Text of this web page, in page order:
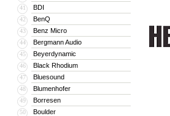
41 BDI
42 BenQ
43 Benz Micro
44 Bergmann Audio
45 Beyerdynamic
46 Black Rhodium
47 Bluesound
48 Blumenhofer
49 Borresen
50 Boulder